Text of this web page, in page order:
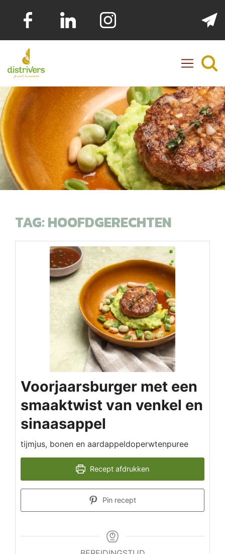
Distrivers
TAG:HOOFDGERECHTEN
Voorjaarsburger met een
smaaktwist van venkel en
sinaasappel
tijmjus, bonen en aardappeldoperwtenpuree
Recept afdrukken
Pin recept